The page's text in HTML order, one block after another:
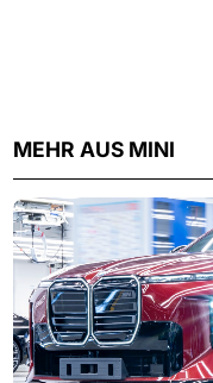
MEHR AUS MINI